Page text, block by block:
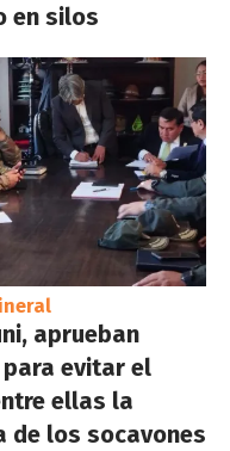
en silos
aprueban
evitar el
ellas la
de los socavones